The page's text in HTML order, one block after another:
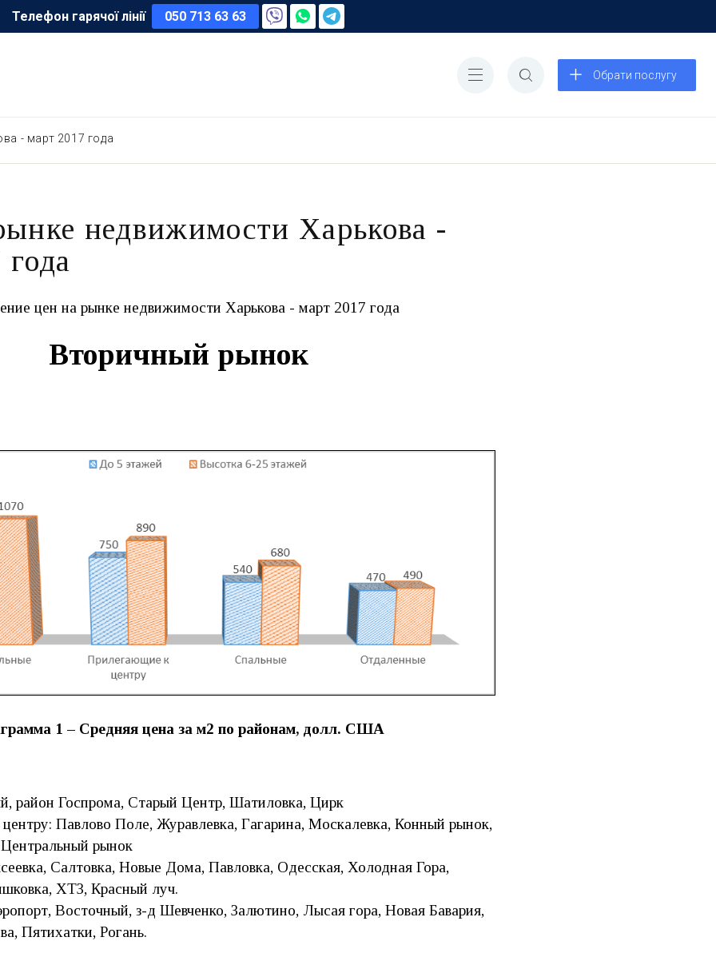
Телефон гарячої лінії 050 713 63 63
Обрати послугу
- март 2017 года
недвижимости Харькова -
цен на рынке недвижимости Харькова - март 2017 года
Вторичный рынок
1 – Средняя цена за м2 по районам, долл. США
район Госпрома, Старый Центр, Шатиловка, Цирк
Павлово Поле, Журавлевка, Гагарина, Москалевка, Конный рынок,
рынок
Салтовка, Новые Дома, Павловка, Одесская, Холодная Гора,
ХТЗ, Красный луч.
Восточный, з-д Шевченко, Залютино, Лысая гора, Новая Бавария,
Пятихатки, Рогань.